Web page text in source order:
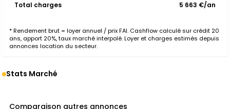
Total charges 5 663 €/an
* Rendement brut = loyer annuel / prix FAI. Cashflow calculé sur crédit 20
ans, apport 20%, taux marché interpolé. Loyer et charges estimés depuis
annonces location du secteur.
Stats Marché
Comparaison autres annonces